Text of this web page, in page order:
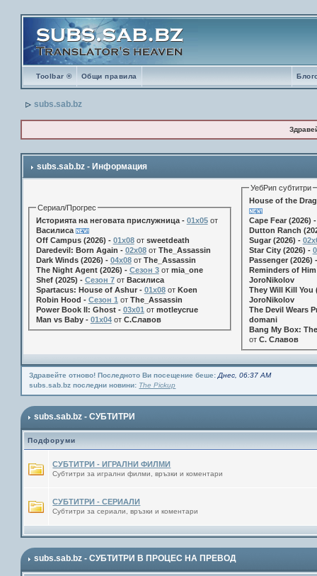
Toolbar ® Общи правила
subs.sab.bz
subs.sab.bz - Информация
Сериал/Прогрес
Историята на неговата прислужница - 01х05от
Василиса
Off Campus (2026) - 01x08от sweetdeath
Daredevil: Born Again - 02x08от The_Assassin
Dark Winds (2026) - 04x08от The_Assassin
The Night Agent (2026) - Сезон 3от mia_one
Shef (2025) - Сезон 7от Василиса
Spartacus: House of Ashur - 01x08от Koen
Robin Hood - Сезон 1 от The_Assassin
Power Book II: Ghost - 03x01 от motleycrue
Man vs Baby - 01x04от С.Славов
УебРип субтитри
House of the
Cape Fear (2026)
Dutton Ranch
Sugar (2026) -
Star City (2026) -
Passenger (2026)
Reminders of
JoroNikolov
They Will Kill You
JoroNikolov
The Devil Wears
domani
Bang My Box:
от С. Славов
Здравейте отново! Последното Ви посещение беше:Днес, 06:37 AM
subs.sab.bz последни новини: The Pickup
subs.sab.bz - СУБТИТРИ
Подфоруми
СУБТИТРИ - ИГРАЛНИ ФИЛМИ
Субтитри за игрални филми, връзки и коментари
СУБТИТРИ - СЕРИАЛИ
Субтитри за сериали, връзки и коментари
subs.sab.bz - СУБТИТРИ В ПРОЦЕС НА ПРЕВОД